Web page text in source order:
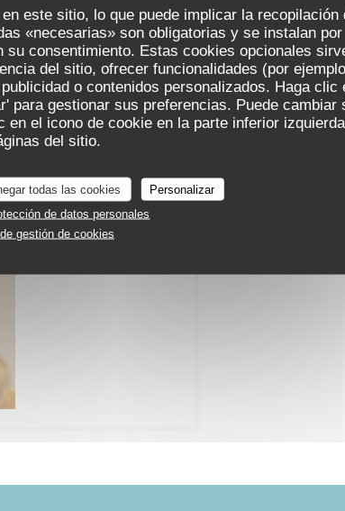
este sitio, lo que puede implicar la recopilación
«necesarias» son obligatorias y se instalan por
consentimiento. Estas cookies opcionales
del sitio, ofrecer funcionalidades (por
o contenidos personalizados. Haga clic
para gestionar sus preferencias. Puede cambiar
el icono de cookie en la parte inferior
del sitio.
todas las cookies
Personalizar
de datos personales
gestión de cookies